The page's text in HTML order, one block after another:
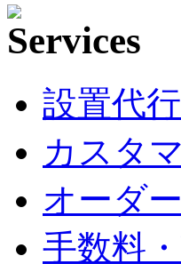
設置代
カスタ
オーダ
手数料